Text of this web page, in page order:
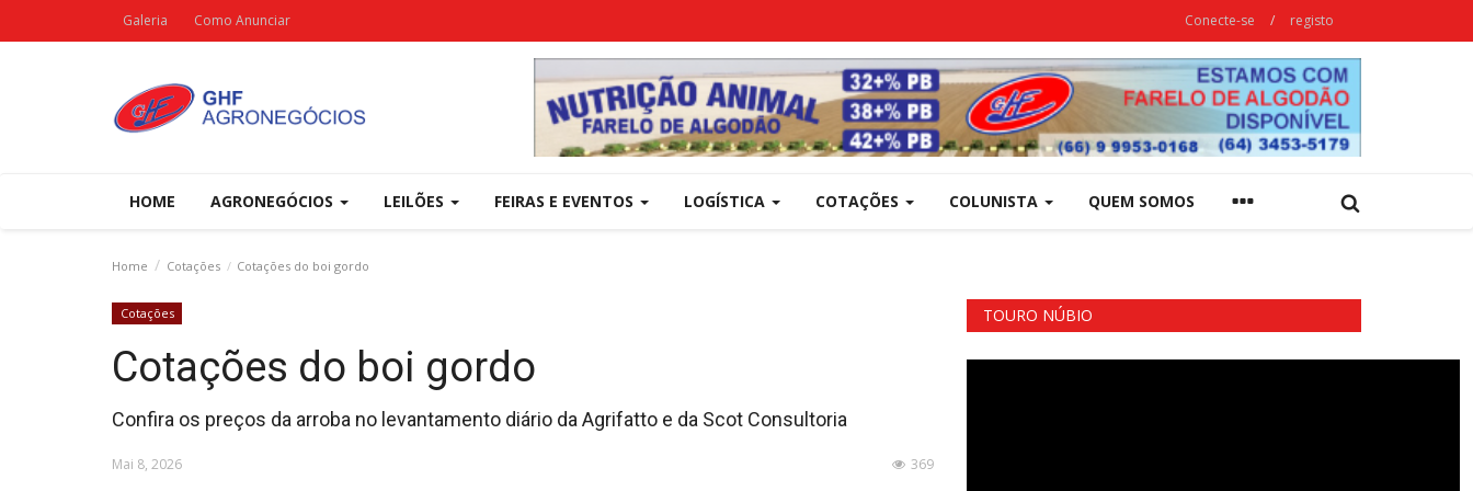
Galeria Como Anunciar Conecte-se / registo
HOME AGRONEGÓCIOS LEILÕES FEIRAS E EVENTOS LOGÍSTICA COTAÇÕES COLUNISTA QUEM SOMOS
Home Cotações Cotações do boi gordo
Cotações
Cotações do boi gordo
Confira os preços da arroba no levantamento diário da Agrifatto e da Scot Consultoria
Mai 8, 2026 369
TOURO NÚBIO